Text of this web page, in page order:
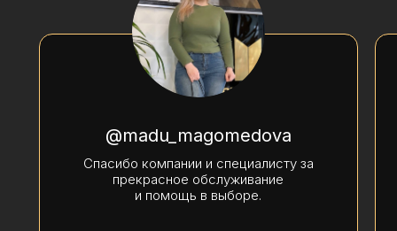
Спасибо компании и специалисту за
прекрасное обслуживание
и помощь в выборе.
@madu_magomedova